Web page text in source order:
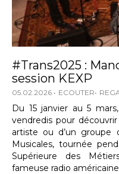
#Trans2025 :
session KEXP
05.02.2026 ECOUTER
Du 15 janvier au 5
vendredis pour découvrir
artiste ou d’un groupe
Musicales, tournée
Supérieure des
fameuse radio